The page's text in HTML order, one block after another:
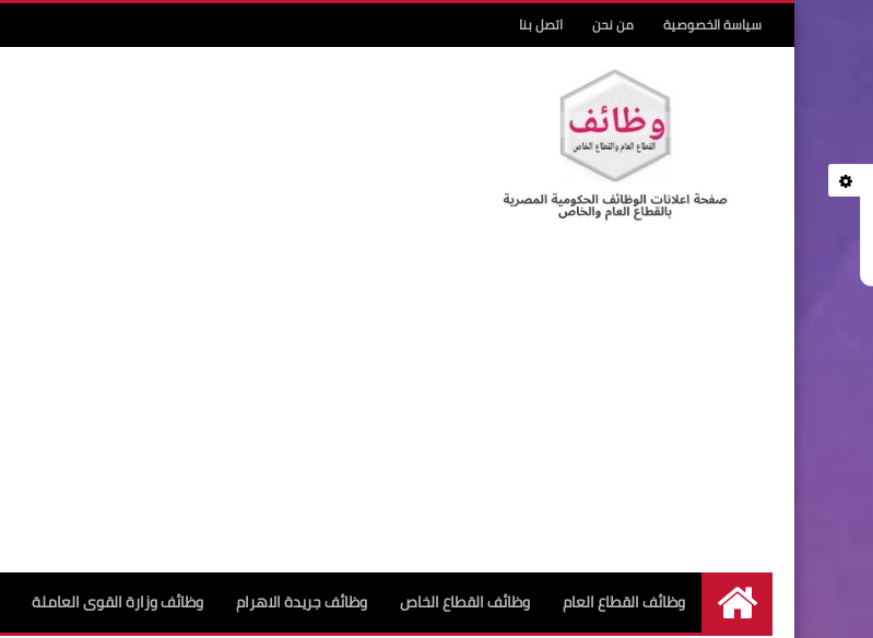
سياسة الخصوصية من نحن اتصل بنا
الرئيسية
وظائف القطاع العام وظائف القطاع الخاص وظائف جريدة الاهرام وظائف وزارة القوى العاملة